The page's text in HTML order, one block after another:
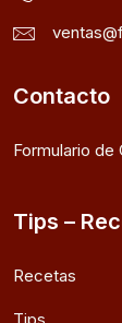
Contacto
Formulario de
Tips –
Recetas
Tips